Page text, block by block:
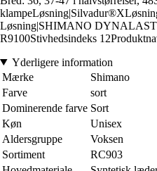
Løsning|SHIMANO
R9100Stivhedsindeks
Yderligere information
Mærke
Shimano
Farve
sort
Dominerende farve Sort
Køn
Unisex
Aldersgruppe
Voksen
Sortiment
RC903